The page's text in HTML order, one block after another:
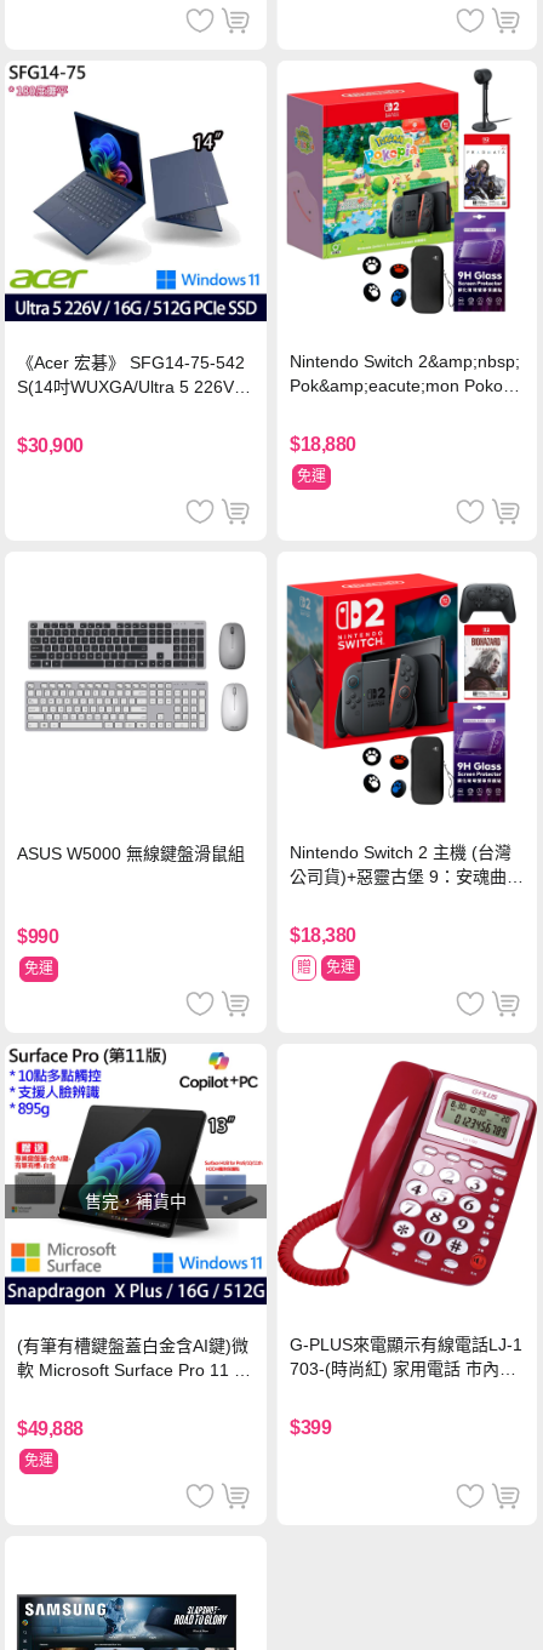
《Acer 宏碁》 SFG14-75-542
S(14吋WUXGA/Ultra 5 226V/1
$30,900
Nintendo Switch 2&amp;nbsp;
Pok&amp;eacute;mon Pokopi
影機+人機迷網
$18,880
免運
ASUS W5000 無線鍵盤滑鼠組
$990
免運
Nintendo Switch 2 主機 (台灣
公司貨)+惡靈古堡 9：安魂曲
$18,380
贈 免運
售完，補貨中
(有筆有槽鍵盤蓋白金含AI鍵)微
軟 Microsoft Surface Pro 11 (S
石墨黑
$49,888
免運
G-PLUS來電顯示有線電話LJ-1
703-(時尚紅) 家用電話 市內電
$399